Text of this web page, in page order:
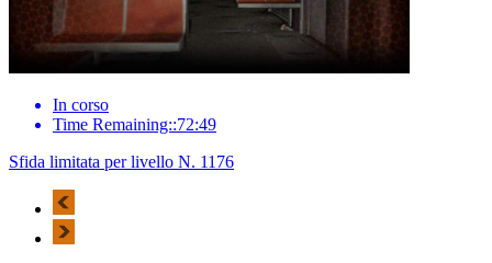
In corso
Time Remaining::72:49
Sfida limitata per livello N. 1176